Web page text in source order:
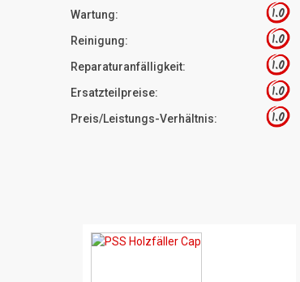
Wartung: 1.0
Reinigung: 1.0
Reparaturanfälligkeit: 1.0
Ersatzteilpreise: 1.0
Preis/Leistungs-Verhältnis: 1.0